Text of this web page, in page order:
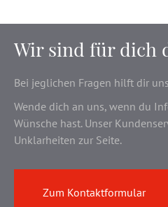
Wir sind für dich
Bei jeglichen Fragen hilft dir
Wende dich an uns, wenn du
Wünsche hast. Unser
Unklarheiten zur Seite.
Zum Kontaktformular